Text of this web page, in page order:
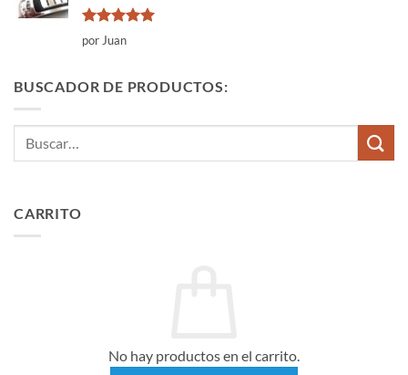
Valorado
con
por Juan
BUSCADOR DE PRODUCTOS:
CARRITO
No hay productos en el carrito.